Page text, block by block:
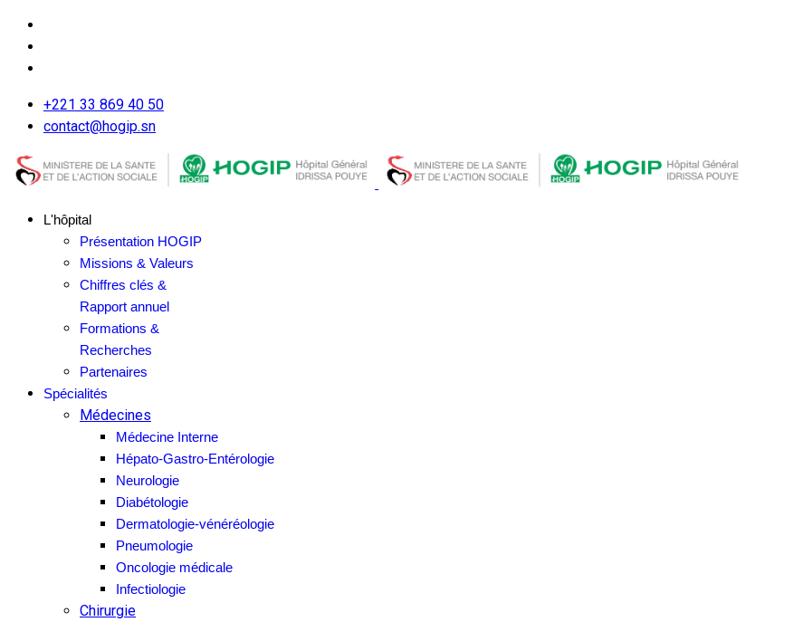
+221 33 869 40 50
contact@hogip.sn
L'hôpital
Présentation HOGIP
Missions & Valeurs
Chiffres clés &
Rapport annuel
Formations &
Recherches
Partenaires
Spécialités
Médecines
Médecine Interne
Hépato-Gastro-Entérologie
Neurologie
Diabétologie
Dermatologie-vénéréologie
Pneumologie
Oncologie médicale
Infectiologie
Chirurgie